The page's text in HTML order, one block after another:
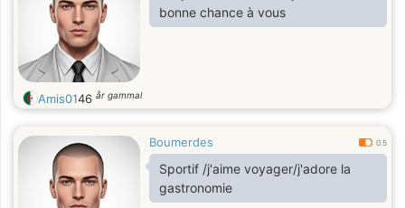
bonne chance à vous
Amis0146 år gammal
Boumerdes 0.5
Sportif /j'aime voyager/j'adore la
gastronomie